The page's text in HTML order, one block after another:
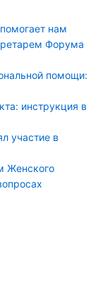
нам
Форума
помощи:
инструкция в
участие в
Женского